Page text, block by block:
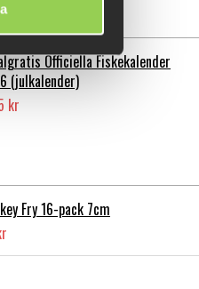
Officiella Fiskekalender
(julkalender)
kr
Fry 16-pack 7cm